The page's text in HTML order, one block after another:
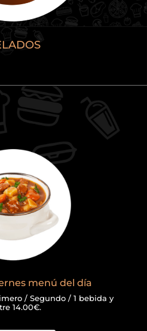
menú del día
/ Segundo / 1 bebida y
14.00€.